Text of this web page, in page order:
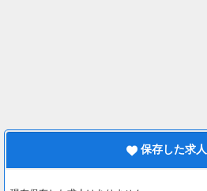
保存した求人